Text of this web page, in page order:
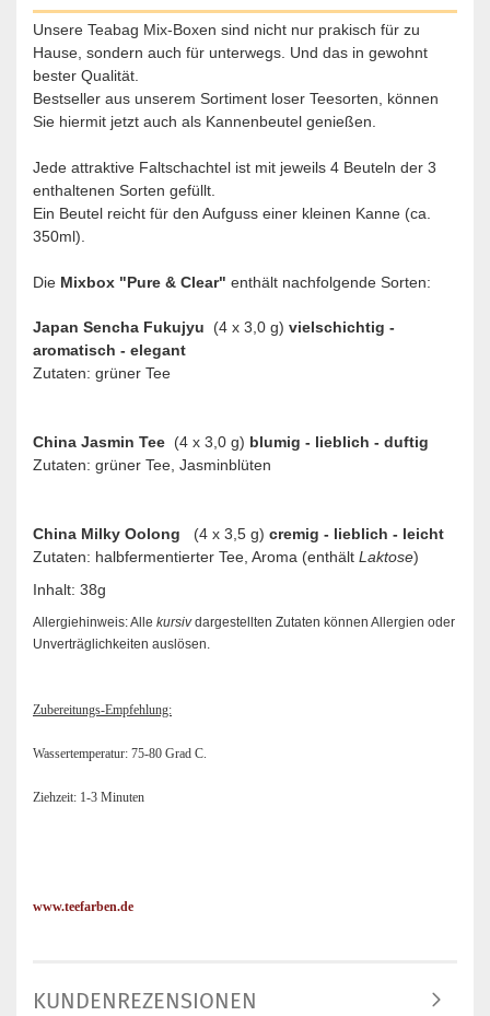
Unsere Teabag Mix-Boxen sind nicht nur prakisch für zu
Hause, sondern auch für unterwegs. Und das in gewohnt
bester Qualität.
Bestseller aus unserem Sortiment loser Teesorten, können
Sie hiermit jetzt auch als Kannenbeutel genießen.
Jede attraktive Faltschachtel ist mit jeweils 4 Beuteln der 3
enthaltenen Sorten gefüllt.
Ein Beutel reicht für den Aufguss einer kleinen Kanne (ca.
350ml).
Die Mixbox "Pure & Clear" enthält nachfolgende Sorten:
Japan Sencha Fukujyu (4 x 3,0 g) vielschichtig -
aromatisch - elegant
Zutaten: grüner Tee
China Jasmin Tee (4 x 3,0 g) blumig - lieblich - duftig
Zutaten: grüner Tee, Jasminblüten
China Milky Oolong (4 x 3,5 g) cremig - lieblich - leicht
Zutaten: halbfermentierter Tee, Aroma (enthält Laktose)
Inhalt: 38g
Allergiehinweis: Alle kursivdargestellten Zutaten können Allergien oder
Unverträglichkeiten auslösen.
Zubereitungs-Empfehlung:
Wassertemperatur: 75-80 Grad C.
Ziehzeit: 1-3 Minuten
www.teefarben.de
KUNDENREZENSIONEN